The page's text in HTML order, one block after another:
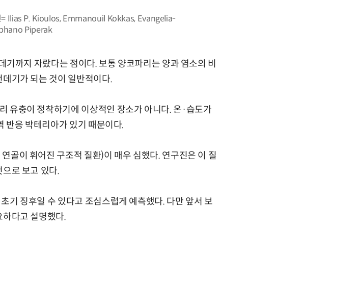
= Ilias P. Kioulos, Emmanouil Kokkas, Evangelia-
Piperak
까지 자랐다는 점이다. 보통 양코파리는 양과 염소의 비
기가 되는 것이 일반적이다.
유충이 정착하기에 이상적인 장소가 아니다. 온·습도가
반응 박테리아가 있기 때문이다.
골이 휘어진 구조적 질환)이 매우 심했다. 연구진은 이 질
로 보고 있다.
기 징후일 수 있다고 조심스럽게 예측했다. 다만 앞서 보
다고 설명했다.